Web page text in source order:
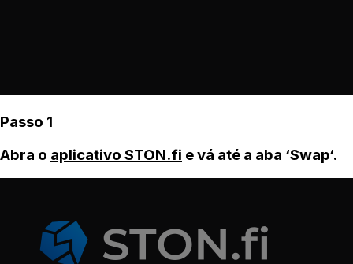
Passo 1
Abra o aplicativo STON.fi e vá até a aba ‘Swap‘.